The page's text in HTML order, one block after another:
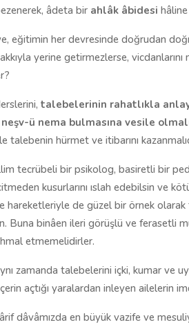
âdeta bir ahlâk âbidesi
eğitimin her devresinde doğrudan
yerine getirmezlerse,
talebelerinin rahatlıkla
neşv-ü nema bulmasına vesile
talebenin hürmet ve itibarını
tecrübeli bir psikolog, basiretli bir
kusurlarını ıslah edebilsin ve
hareketleriyle de güzel bir örnek
Buna binâen ileri görüşlü ve ferasetli
etmemelidirler.
zamanda talebelerini içki, kumar ve
açtığı yaralardan inleyen ailelerin
dâvâmızda en büyük vazife ve